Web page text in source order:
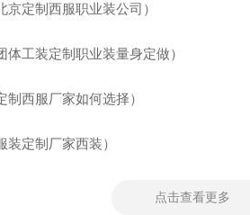
定制西服职业装公司）
工装定制职业装量身定做）
西服厂家如何选择）
定制厂家西装）
点击查看更多